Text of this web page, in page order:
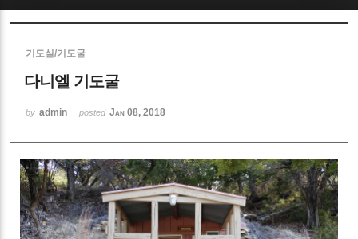
기도실/기도굴
다니엘 기도굴
by admin posted Jan 08, 2018
Sketchbook5, 스케치북5
Sketchbook5, 스케치북5